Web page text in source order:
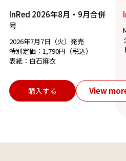
InRed 2026年8月・9月合併
号
2026年7月7日（火）発売
特別定価：1,790円（税込）
表紙：白石麻衣
購入する View